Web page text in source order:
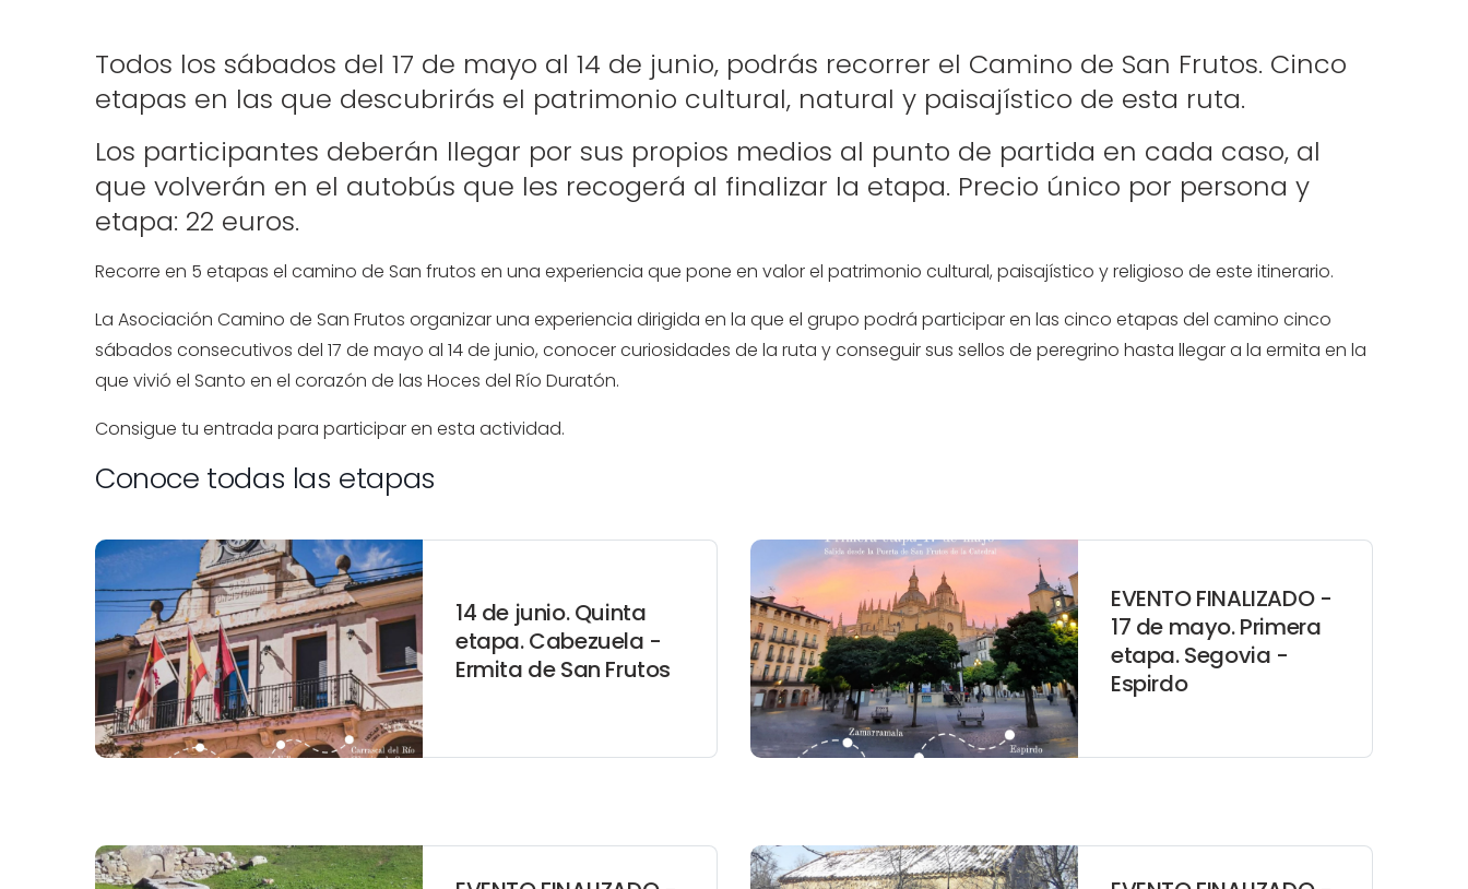
Todos los sábados del 17 de mayo al 14 de junio, podrás recorrer el Camino de San Frutos. Cinco
etapas en las que descubrirás el patrimonio cultural, natural y paisajístico de esta ruta.
Los participantes deberán llegar por sus propios medios al punto de partida en cada caso, al
que volverán en el autobús que les recogerá al finalizar la etapa. Precio único por persona y
etapa: 22 euros.
Recorre en 5 etapas el camino de San frutos en una experiencia que pone en valor el patrimonio cultural, paisajístico y religioso de este itinerario.
La Asociación Camino de San Frutos organizar una experiencia dirigida en la que el grupo podrá participar en las cinco etapas del camino cinco
sábados consecutivos del 17 de mayo al 14 de junio, conocer curiosidades de la ruta y conseguir sus sellos de peregrino hasta llegar a la ermita en la
que vivió el Santo en el corazón de las Hoces del Río Duratón.
Consigue tu entrada para participar en esta actividad.
Conoce todas las etapas
14 de junio. Quinta
etapa. Cabezuela -
Ermita de San Frutos
EVENTO FINALIZADO -
17 de mayo. Primera
etapa. Segovia -
Espirdo